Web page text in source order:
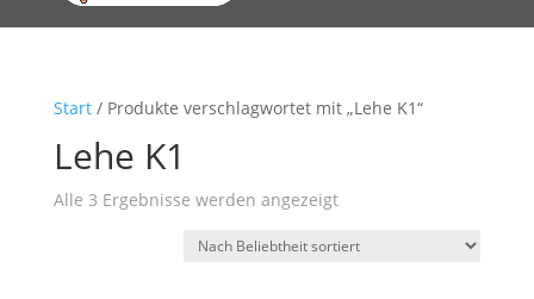
Start/ Produkte verschlagwortet mit „Lehe K1“
Lehe K1
Alle 3 Ergebnisse werden angezeigtNach
sortiert